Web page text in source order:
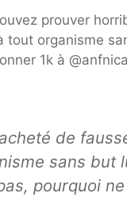
prouver
organisme
1k à
de
sans but
pourquoi